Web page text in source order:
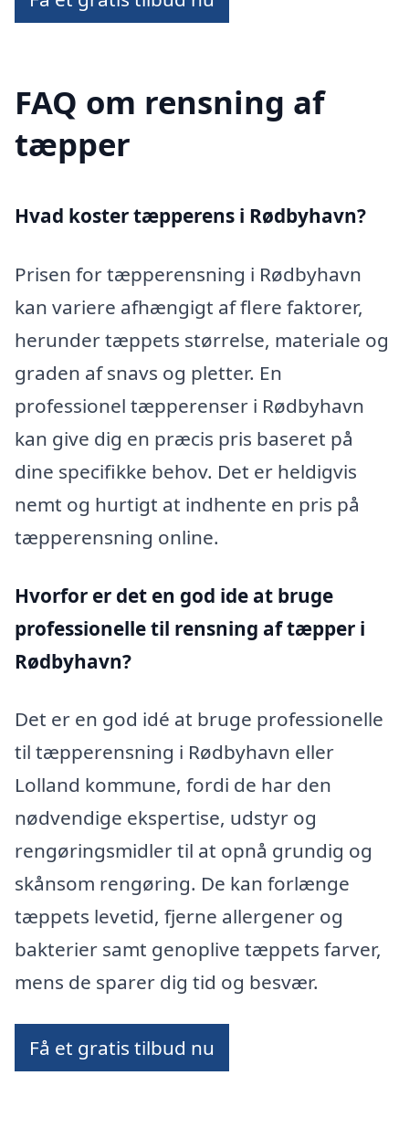
FAQ om rensning af
tæpper
Hvad koster tæpperens i Rødbyhavn?
Prisen for tæpperensning i Rødbyhavn
kan variere afhængigt af flere faktorer,
herunder tæppets størrelse, materiale og
graden af snavs og pletter. En
professionel tæpperenser i Rødbyhavn
kan give dig en præcis pris baseret på
dine specifikke behov. Det er heldigvis
nemt og hurtigt at indhente en pris på
tæpperensning online.
Hvorfor er det en god ide at bruge
professionelle til rensning af tæpper i
Rødbyhavn?
Det er en god idé at bruge professionelle
til tæpperensning i Rødbyhavn eller
Lolland kommune, fordi de har den
nødvendige ekspertise, udstyr og
rengøringsmidler til at opnå grundig og
skånsom rengøring. De kan forlænge
tæppets levetid, fjerne allergener og
bakterier samt genoplive tæppets farver,
mens de sparer dig tid og besvær.
Få et gratis tilbud nu